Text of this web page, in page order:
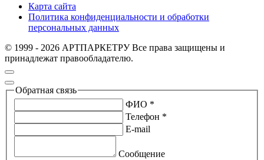
Карта сайта
Политика конфиденциальности и обработки
персональных данных
© 1999 - 2026 АРТПАРКЕТРУ Все права защищены и
принадлежат правообладателю.
Обратная связь
ФИО *
Телефон *
E-mail
Сообщение